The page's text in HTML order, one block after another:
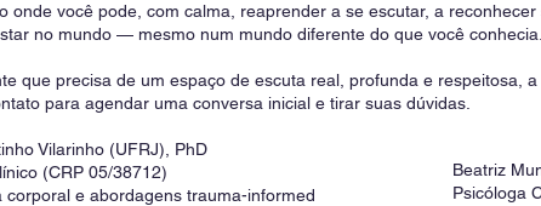
onde você pode, com calma, reaprender a se escutar, a
no mundo — mesmo num mundo diferente do que você conhecia.
que precisa de um espaço de escuta real, profunda e respeitosa,
para agendar uma conversa inicial e tirar suas dúvidas.
Vilarinho (UFRJ), PhD
(CRP 05/38712)
corporal e abordagens trauma-informed
Beatriz
Psicóloga